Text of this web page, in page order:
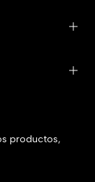
productos,